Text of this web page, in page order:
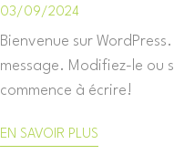
03/09/2024
Bienvenue sur
message. Modifiez-le ou
commence à écrire!
EN SAVOIR PLUS